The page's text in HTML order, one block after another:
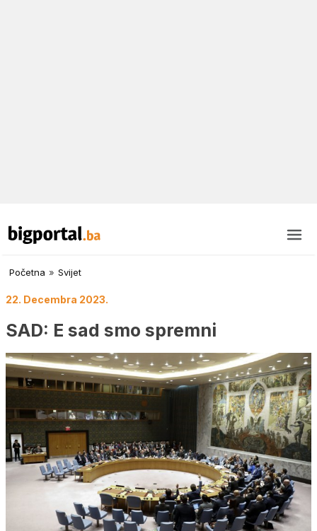
Početna » Svijet
22. Decembra 2023.
SAD: E sad smo spremni